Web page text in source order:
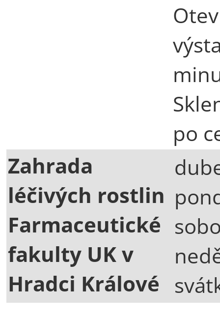
po
Zahrada
léčivých rostlin
Farmaceutické
fakulty UK v
Hradci Králové